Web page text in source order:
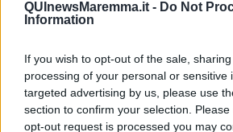
QUInewsMaremma.it - Do Not
Information
If you wish to opt-out of the sale,
processing of your personal or sensitive
targeted advertising by us, please use
section to confirm your selection.
opt-out request is processed you may
Le stelle del jazz
Vita & morte
Moro
Passanti
Continuando, la nonna e il carretto
Metaverso smart
Fiamme